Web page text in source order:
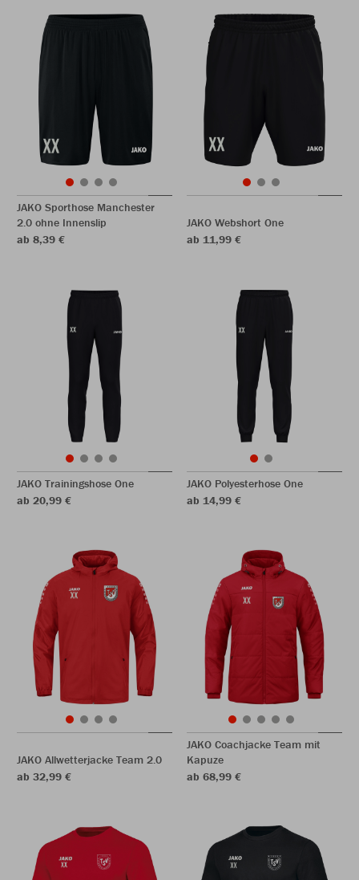
JAKO Sporthose Manchester
2.0 ohne Innenslip
ab 8,39 €
JAKO Webshort One
ab 11,99 €
JAKO Trainingshose One
ab 20,99 €
JAKO Polyesterhose One
ab 14,99 €
JAKO Allwetterjacke Team 2.0
ab 32,99 €
JAKO Coachjacke Team mit
Kapuze
ab 68,99 €